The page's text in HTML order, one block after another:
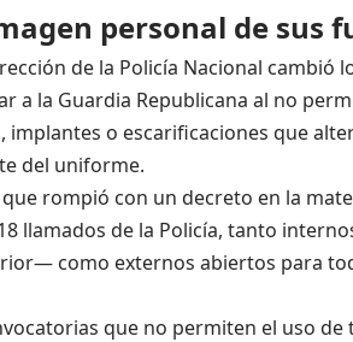
personal de sus
de la Policía Nacional cambió
a la Guardia Republicana al no
implantes o escarificaciones que
del uniforme.
rompió con un decreto en la
llamados de la Policía, tanto
como externos abiertos para
que no permiten el uso